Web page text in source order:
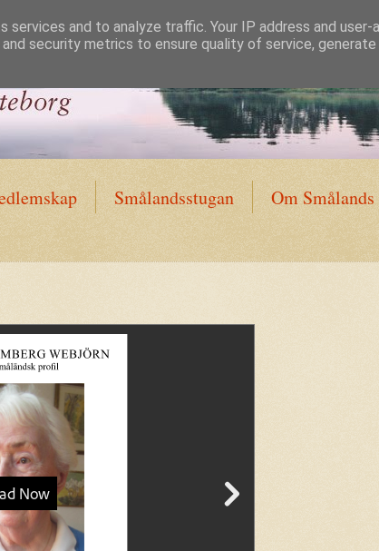
Smålandsstugan Om
and to analyze traffic. Your IP address and user-
security metrics to ensure quality of service, generate